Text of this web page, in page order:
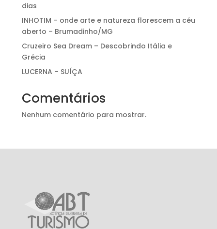
dias
INHOTIM – onde arte e natureza florescem a céu
aberto – Brumadinho/MG
Cruzeiro Sea Dream – Descobrindo Itália e
Grécia
LUCERNA – SUÍÇA
Comentários
Nenhum comentário para mostrar.